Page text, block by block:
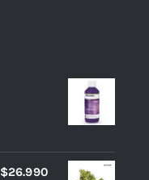
$26.990